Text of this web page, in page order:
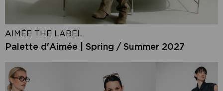
AIMÉE THE LABEL
Palette d'Aimée | Spring / Summer 2027